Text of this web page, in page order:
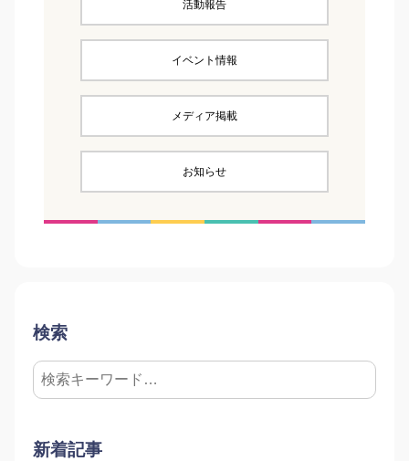
活動報告
イベント情報
メディア掲載
お知らせ
検索
新着記事